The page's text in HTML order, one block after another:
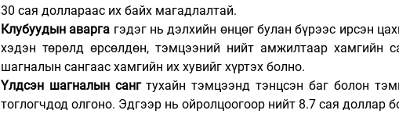
30 сая доллараас их байх магадлалтай.
Клубуудын аварга гэдэг нь дэлхийн өнцөг булан бүрээс ирсэн
хэдэн төрөлд өрсөлдөн, тэмцээний нийт амжилтаар хамгийн
шагналын сангаас хамгийн их хувийг хүртэх болно.
Үлдсэн шагналын санг тухайн тэмцээнд тэнцсэн баг болон
тоглогчдод олгоно. Эдгээр нь ойролцоогоор нийт 8.7 сая доллар